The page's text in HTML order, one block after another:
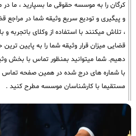
کرگان را به موسسه حقوقی ما بسپارید ، ما
و پیگیری و تودیع سریع وثیقه شما در مراجع
، تلاش میکنند با استفاده از وکلای باتجربه و
قضایی میزان قرار وثیقه شما را به پایین
دهیم. شما میتوانید بمنظور تماس با بخش
با شماره های درج شده در همین صفحه تماس
مستقیما با کارشناسان موسسه مطرح کنید .